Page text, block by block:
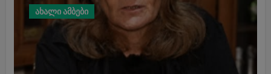
ახალი ამბები